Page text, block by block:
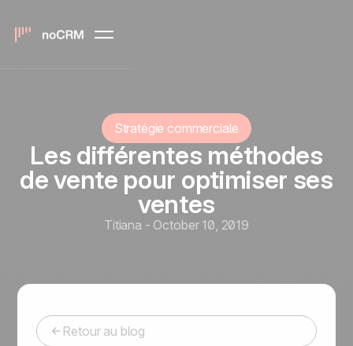
Stratégie commerciale
Les différentes méthodes
de vente pour optimiser ses
ventes
Titiana - October 10, 2019
Retour au blog